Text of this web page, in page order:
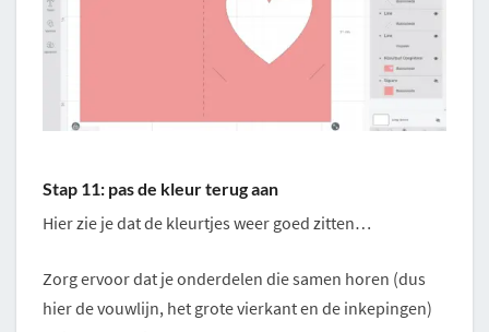
Stap 11: pas de kleur terug aan
Hier zie je dat de kleurtjes weer goed zitten…
Zorg ervoor dat je onderdelen die samen horen (dus
hier de vouwlijn, het grote vierkant en de inkepingen)